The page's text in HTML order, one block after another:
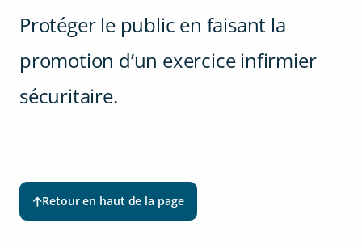
Protéger le public en faisant la
promotion d’un exercice infirmier
sécuritaire.
Retour en haut de la page